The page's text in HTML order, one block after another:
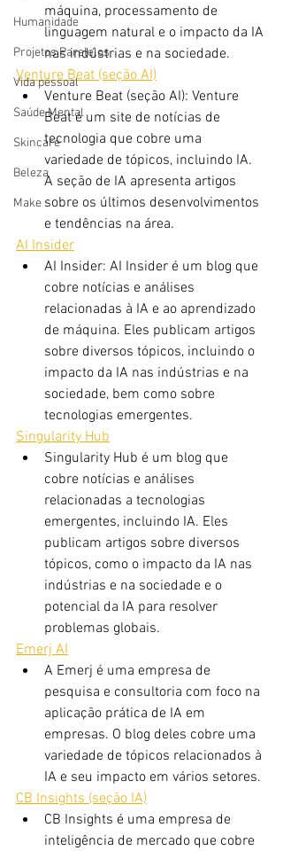
Humanidade
Projetos Paralelos
Vida pessoal
Saúde Mental
Skincare
Beleza
Make
máquina, processamento de
linguagem natural e o impacto da IA ​​
nas indústrias e na sociedade.
Venture Beat (seção AI)
Venture Beat (seção AI): Venture
Beat é um site de notícias de
tecnologia que cobre uma
variedade de tópicos, incluindo IA.
A seção de IA apresenta artigos
sobre os últimos desenvolvimentos
e tendências na área.
AI Insider
AI Insider: AI Insider é um blog que
cobre notícias e análises
relacionadas à IA e ao aprendizado
de máquina. Eles publicam artigos
sobre diversos tópicos, incluindo o
impacto da IA ​​nas indústrias e na
sociedade, bem como sobre
tecnologias emergentes.
Singularity Hub
Singularity Hub é um blog que
cobre notícias e análises
relacionadas a tecnologias
emergentes, incluindo IA. Eles
publicam artigos sobre diversos
tópicos, como o impacto da IA ​​nas
indústrias e na sociedade e o
potencial da IA ​​para resolver
problemas globais.
Emerj AI
A Emerj é uma empresa de
pesquisa e consultoria com foco na
aplicação prática de IA em
empresas. O blog deles cobre uma
variedade de tópicos relacionados à
IA e seu impacto em vários setores.
CB Insights (seção IA)
CB Insights é uma empresa de
inteligência de mercado que cobre